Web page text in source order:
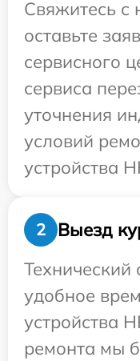
Свяжитесь с
оставьте
сервисного
сервиса
уточнения
условий
устройства
2
Выезд
Технический
удобное
устройства
ремонта мы